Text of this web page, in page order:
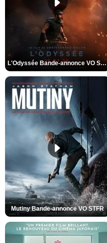
L'Odyssée Bande-annonce VO STFR
Mutiny Bande-annonce VO STFR